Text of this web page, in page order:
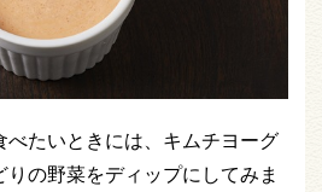
たいときには、キムチヨーグ
の野菜をディップにしてみま